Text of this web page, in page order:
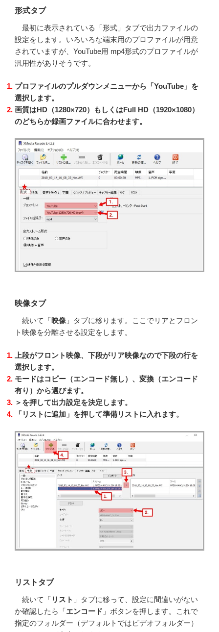
形式タブ
最初に表示されている「形式」タブで出力ファイルの
設定をします。いろいろな端末用のプロファイルが用意
されていますが、YouTube用 mp4形式のプロファイルが
汎用性がありそうです。
プロファイルのプルダウンメニューから「YouTube 」を
選択します。
画質はHD （1280×720）もしくはFull HD （1920×1080）
のどちらか録画ファイルに合わせます。
映像タブ
続いて「映像 」タブに移ります。ここでリアとフロン
ト映像を分離させる設定をします。
上段がフロント映像、下段がリア映像なので下段の行を
選択します。
モードはコピー（エンコード無し）、変換（エンコード
有り）から選びます。
＞を押して出力設定を決定します。
「リストに追加」を押して準備リストに入れます。
リストタブ
続いて「 リスト 」タブに移って、設定に間違いがない
か確認したら「エンコード 」ボタンを押します。これで
指定のフォルダー（デフォルトではビデオフォルダー）